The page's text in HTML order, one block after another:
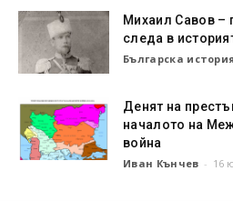
Михаил Савов –
следа в
Българска история
Денят на
началото на
война
Иван Кънчев - 16